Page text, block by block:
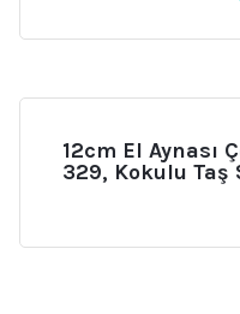
12cm El Aynası
329, Kokulu Taş